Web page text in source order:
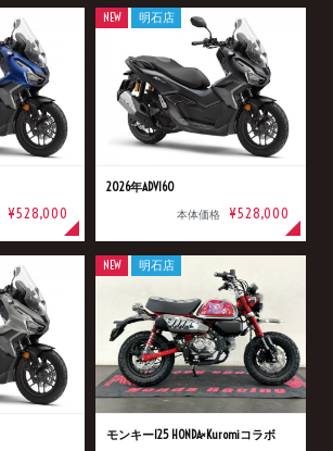
¥528,000
2026年ADV160
本体価格 ¥528,000
NEW 明石店
モンキー125 HONDA×Kuromiコラボ
NEW 明石店